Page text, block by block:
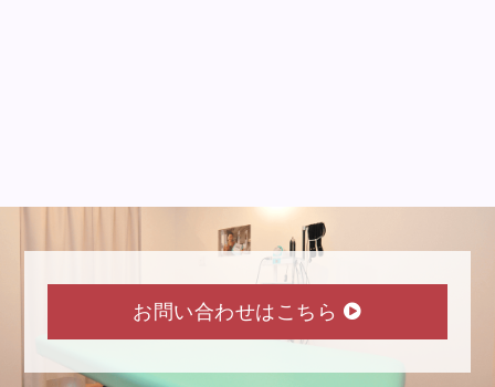
お問い合わせはこちら